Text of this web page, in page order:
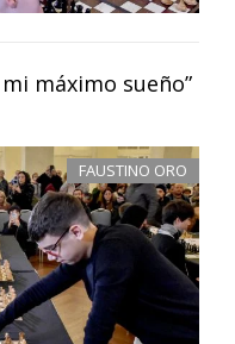
máximo sueño”
FAUSTINO ORO